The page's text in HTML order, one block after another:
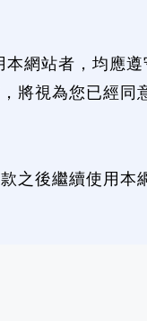
網站者，均應
將視為您已經同
之後繼續使用本